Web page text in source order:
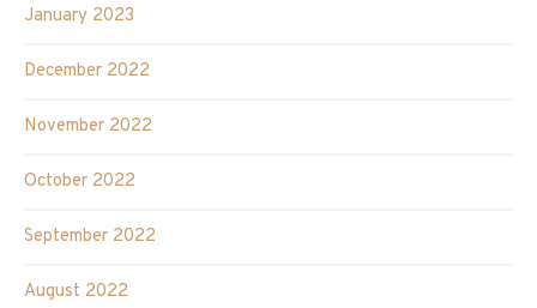
January 2023
December 2022
November 2022
October 2022
September 2022
August 2022